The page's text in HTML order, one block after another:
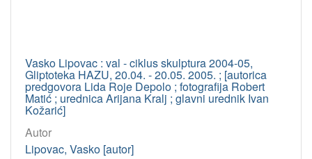
Vasko Lipovac : val - ciklus skulptura 2004-05,
Gliptoteka HAZU, 20.04. - 20.05. 2005. ; [autorica
predgovora Lida Roje Depolo ; fotografija Robert
Matić ; urednica Arijana Kralj ; glavni urednik Ivan
Kožarić]
Autor
Lipovac, Vasko [autor]